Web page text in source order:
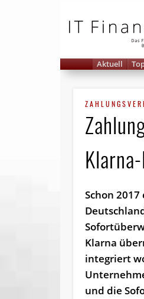
Aktuell
Schon
Klarna
integriert
und die